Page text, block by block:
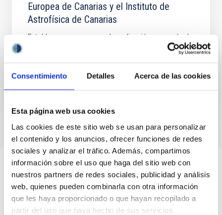
Consentimiento Detalles Acerca de las cookies
Esta página web usa cookies
Las cookies de este sitio web se usan para personalizar
el contenido y los anuncios, ofrecer funciones de redes
sociales y analizar el tráfico. Además, compartimos
información sobre el uso que haga del sitio web con
nuestros partners de redes sociales, publicidad y análisis
web, quienes pueden combinarla con otra información
que les haya proporcionado o que hayan recopilado a
partir del uso que haya hecho de sus servicios.
Europea de Canarias y el Instituto de
Astrofísica de Canarias
Establecer un marco para la realización en común de
actividades de formación, intercambio de alumnos,